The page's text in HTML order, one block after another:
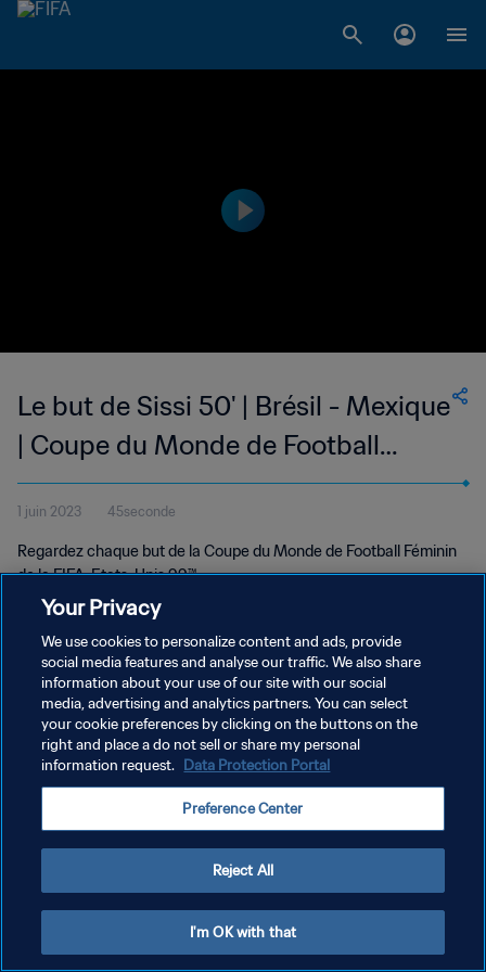
Le but de Sissi 50' | Brésil - Mexique
| Coupe du Monde de Football
Féminin de la FIFA, Etats-Unis 99™
1 juin 2023 45seconde
Regardez chaque but de la Coupe du Monde de Football Féminin
de la FIFA, Etats-Unis 99™.
POLITIQUE DE CONFIDENTIALITÉ
CONDITIONS D'UTILISATION
GÉRER VOS PRÉFÉRENCES SUR LES COOKIES
Your Privacy
We use cookies to personalize content and ads, provide
social media features and analyse our traffic. We also share
information about your use of our site with our social
media, advertising and analytics partners. You can select
your cookie preferences by clicking on the buttons on the
right and place a do not sell or share my personal
information request. Data Protection Portal
Preference Center
Reject All
I'm OK with that